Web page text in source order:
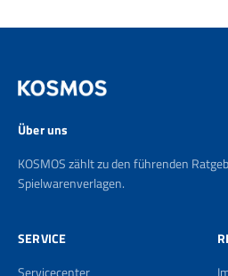
Über uns
KOSMOS zählt zu den führenden
Spielwarenverlagen.
SERVICE
Servicecenter